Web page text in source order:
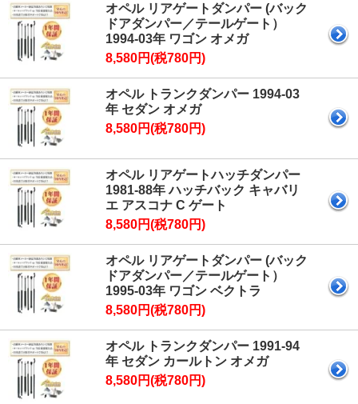
オペル リアゲートダンパー (バック
ドアダンパー／テールゲート）
1994-03年 ワゴン オメガ
8,580円(税780円)
オペル トランクダンパー 1994-03
年 セダン オメガ
8,580円(税780円)
オペル リアゲートハッチダンパー
1981-88年 ハッチバック キャバリ
エ アスコナ C ゲート
8,580円(税780円)
オペル リアゲートダンパー (バック
ドアダンパー／テールゲート）
1995-03年 ワゴン ベクトラ
8,580円(税780円)
オペル トランクダンパー 1991-94
年 セダン カールトン オメガ
8,580円(税780円)